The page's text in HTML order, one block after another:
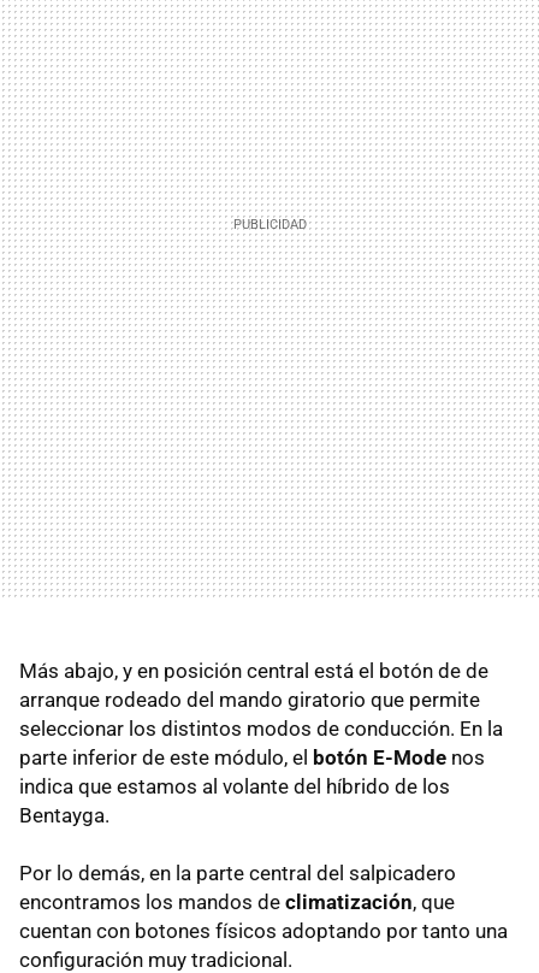
Más abajo, y en posición central está el botón de de
arranque rodeado del mando giratorio que permite
seleccionar los distintos modos de conducción. En la
parte inferior de este módulo, el botón E-Mode nos
indica que estamos al volante del híbrido de los
Bentayga.
Por lo demás, en la parte central del salpicadero
encontramos los mandos de climatización, que
cuentan con botones físicos adoptando por tanto una
configuración muy tradicional.